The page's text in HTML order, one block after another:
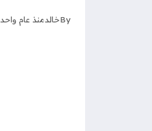
Byخالدمنذ عام واحد